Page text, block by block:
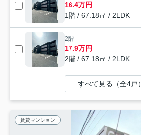
16.4万円
1階 / 67.18㎡ / 2LDK
2階
17.9万円
2階 / 67.18㎡ / 2LDK
すべて見る（全4戸）
賃貸マンション